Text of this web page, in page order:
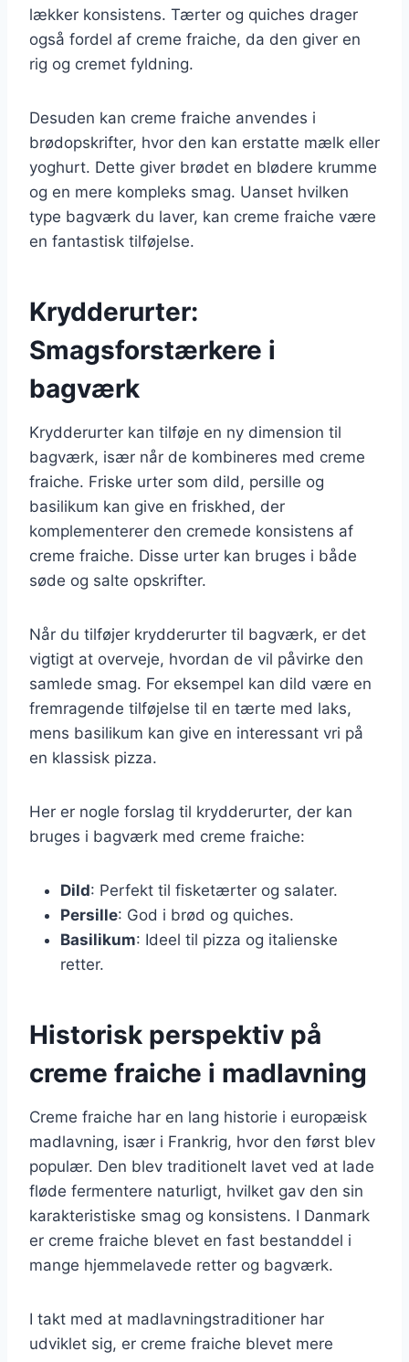
lækker konsistens. Tærter og quiches drager
også fordel af creme fraiche, da den giver en
rig og cremet fyldning.
Desuden kan creme fraiche anvendes i
brødopskrifter, hvor den kan erstatte mælk eller
yoghurt. Dette giver brødet en blødere krumme
og en mere kompleks smag. Uanset hvilken
type bagværk du laver, kan creme fraiche være
en fantastisk tilføjelse.
Krydderurter:
Smagsforstærkere i
bagværk
Krydderurter kan tilføje en ny dimension til
bagværk, især når de kombineres med creme
fraiche. Friske urter som dild, persille og
basilikum kan give en friskhed, der
komplementerer den cremede konsistens af
creme fraiche. Disse urter kan bruges i både
søde og salte opskrifter.
Når du tilføjer krydderurter til bagværk, er det
vigtigt at overveje, hvordan de vil påvirke den
samlede smag. For eksempel kan dild være en
fremragende tilføjelse til en tærte med laks,
mens basilikum kan give en interessant vri på
en klassisk pizza.
Her er nogle forslag til krydderurter, der kan
bruges i bagværk med creme fraiche:
Dild: Perfekt til fisketærter og salater.
Persille: God i brød og quiches.
Basilikum: Ideel til pizza og italienske
retter.
Historisk perspektiv på
creme fraiche i madlavning
Creme fraiche har en lang historie i europæisk
madlavning, især i Frankrig, hvor den først blev
populær. Den blev traditionelt lavet ved at lade
fløde fermentere naturligt, hvilket gav den sin
karakteristiske smag og konsistens. I Danmark
er creme fraiche blevet en fast bestanddel i
mange hjemmelavede retter og bagværk.
I takt med at madlavningstraditioner har
udviklet sig, er creme fraiche blevet mere